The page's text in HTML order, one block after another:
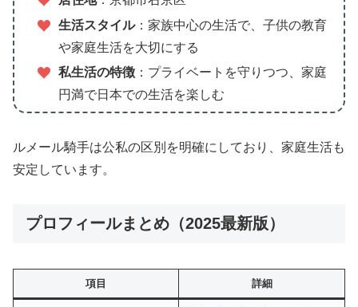
生活スタイル：家族中心の生活で、子供の教育
や家庭生活を大切にする
私生活の特徴：プライベートを守りつつ、家庭
円満で日本での生活を楽しむ
ルメール騎手は公私の区別を明確にしており、家庭生活も
安定しています。
プロフィールまとめ（2025最新版）
項目 詳細